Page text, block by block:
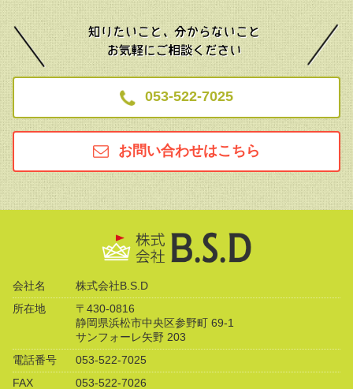
053-522-7025
お問い合わせはこちら
会社名
株式会社B.S.D
所在地
〒430-0816
静岡県浜松市中央区参野町 69-1
サンフォーレ矢野 203
電話番号
053-522-7025
FAX
053-522-7026